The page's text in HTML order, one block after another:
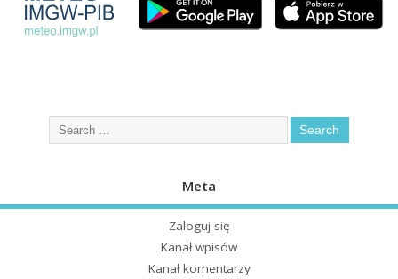
Meta
Zaloguj się
Kanał wpisów
Kanał komentarzy